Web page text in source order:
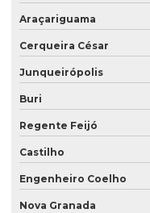
Araçariguama
Cerqueira César
Junqueirópolis
Buri
Regente Feijó
Castilho
Engenheiro Coelho
Nova Granada